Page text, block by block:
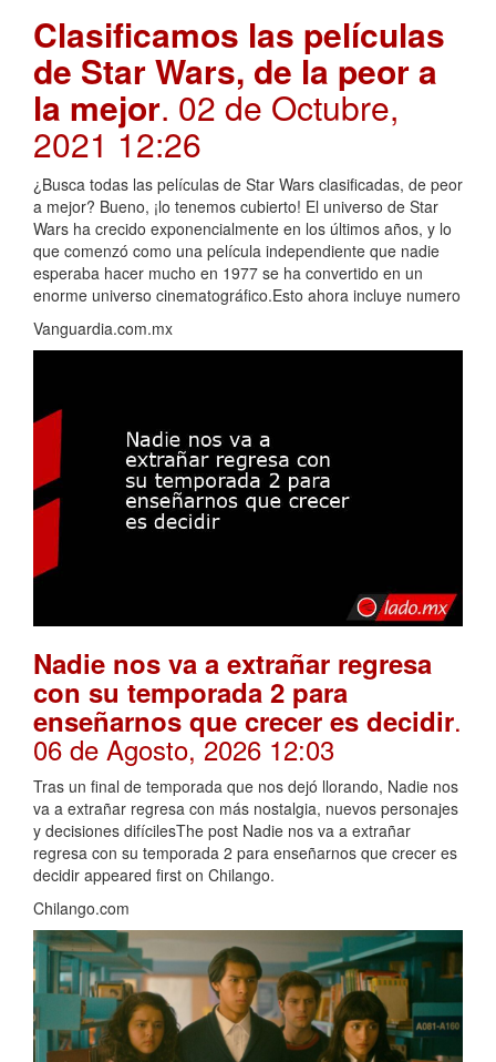
Clasificamos las películas
de Star Wars, de la peor a
la mejor. 02 de Octubre,
2021 12:26
¿Busca todas las películas de Star Wars clasificadas, de peor
a mejor? Bueno, ¡lo tenemos cubierto! El universo de Star
Wars ha crecido exponencialmente en los últimos años, y lo
que comenzó como una película independiente que nadie
esperaba hacer mucho en 1977 se ha convertido en un
enorme universo cinematográfico.Esto ahora incluye numero
Vanguardia.com.mx
Nadie nos va a extrañar regresa
con su temporada 2 para
enseñarnos que crecer es decidir.
06 de Agosto, 2026 12:03
Tras un final de temporada que nos dejó llorando, Nadie nos
va a extrañar regresa con más nostalgia, nuevos personajes
y decisiones difícilesThe post Nadie nos va a extrañar
regresa con su temporada 2 para enseñarnos que crecer es
decidir appeared first on Chilango.
Chilango.com